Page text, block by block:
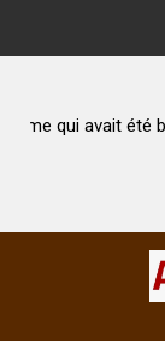
son bébé par